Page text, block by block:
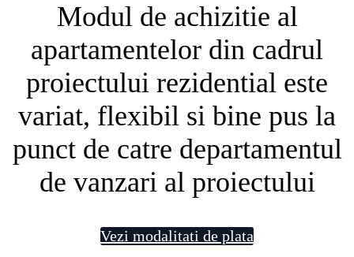
Modul de achizitie al
apartamentelor din cadrul
proiectului rezidential este
variat, flexibil si bine pus la
punct de catre departamentul
de vanzari al proiectului
Vezi modalitati de plata